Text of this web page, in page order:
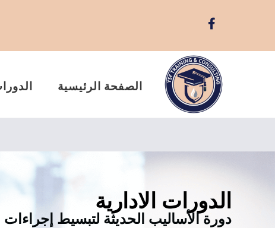
الصفحة الرئيسية
الدورات الادارية
دورة الأساليب الحديثة لتبسيط